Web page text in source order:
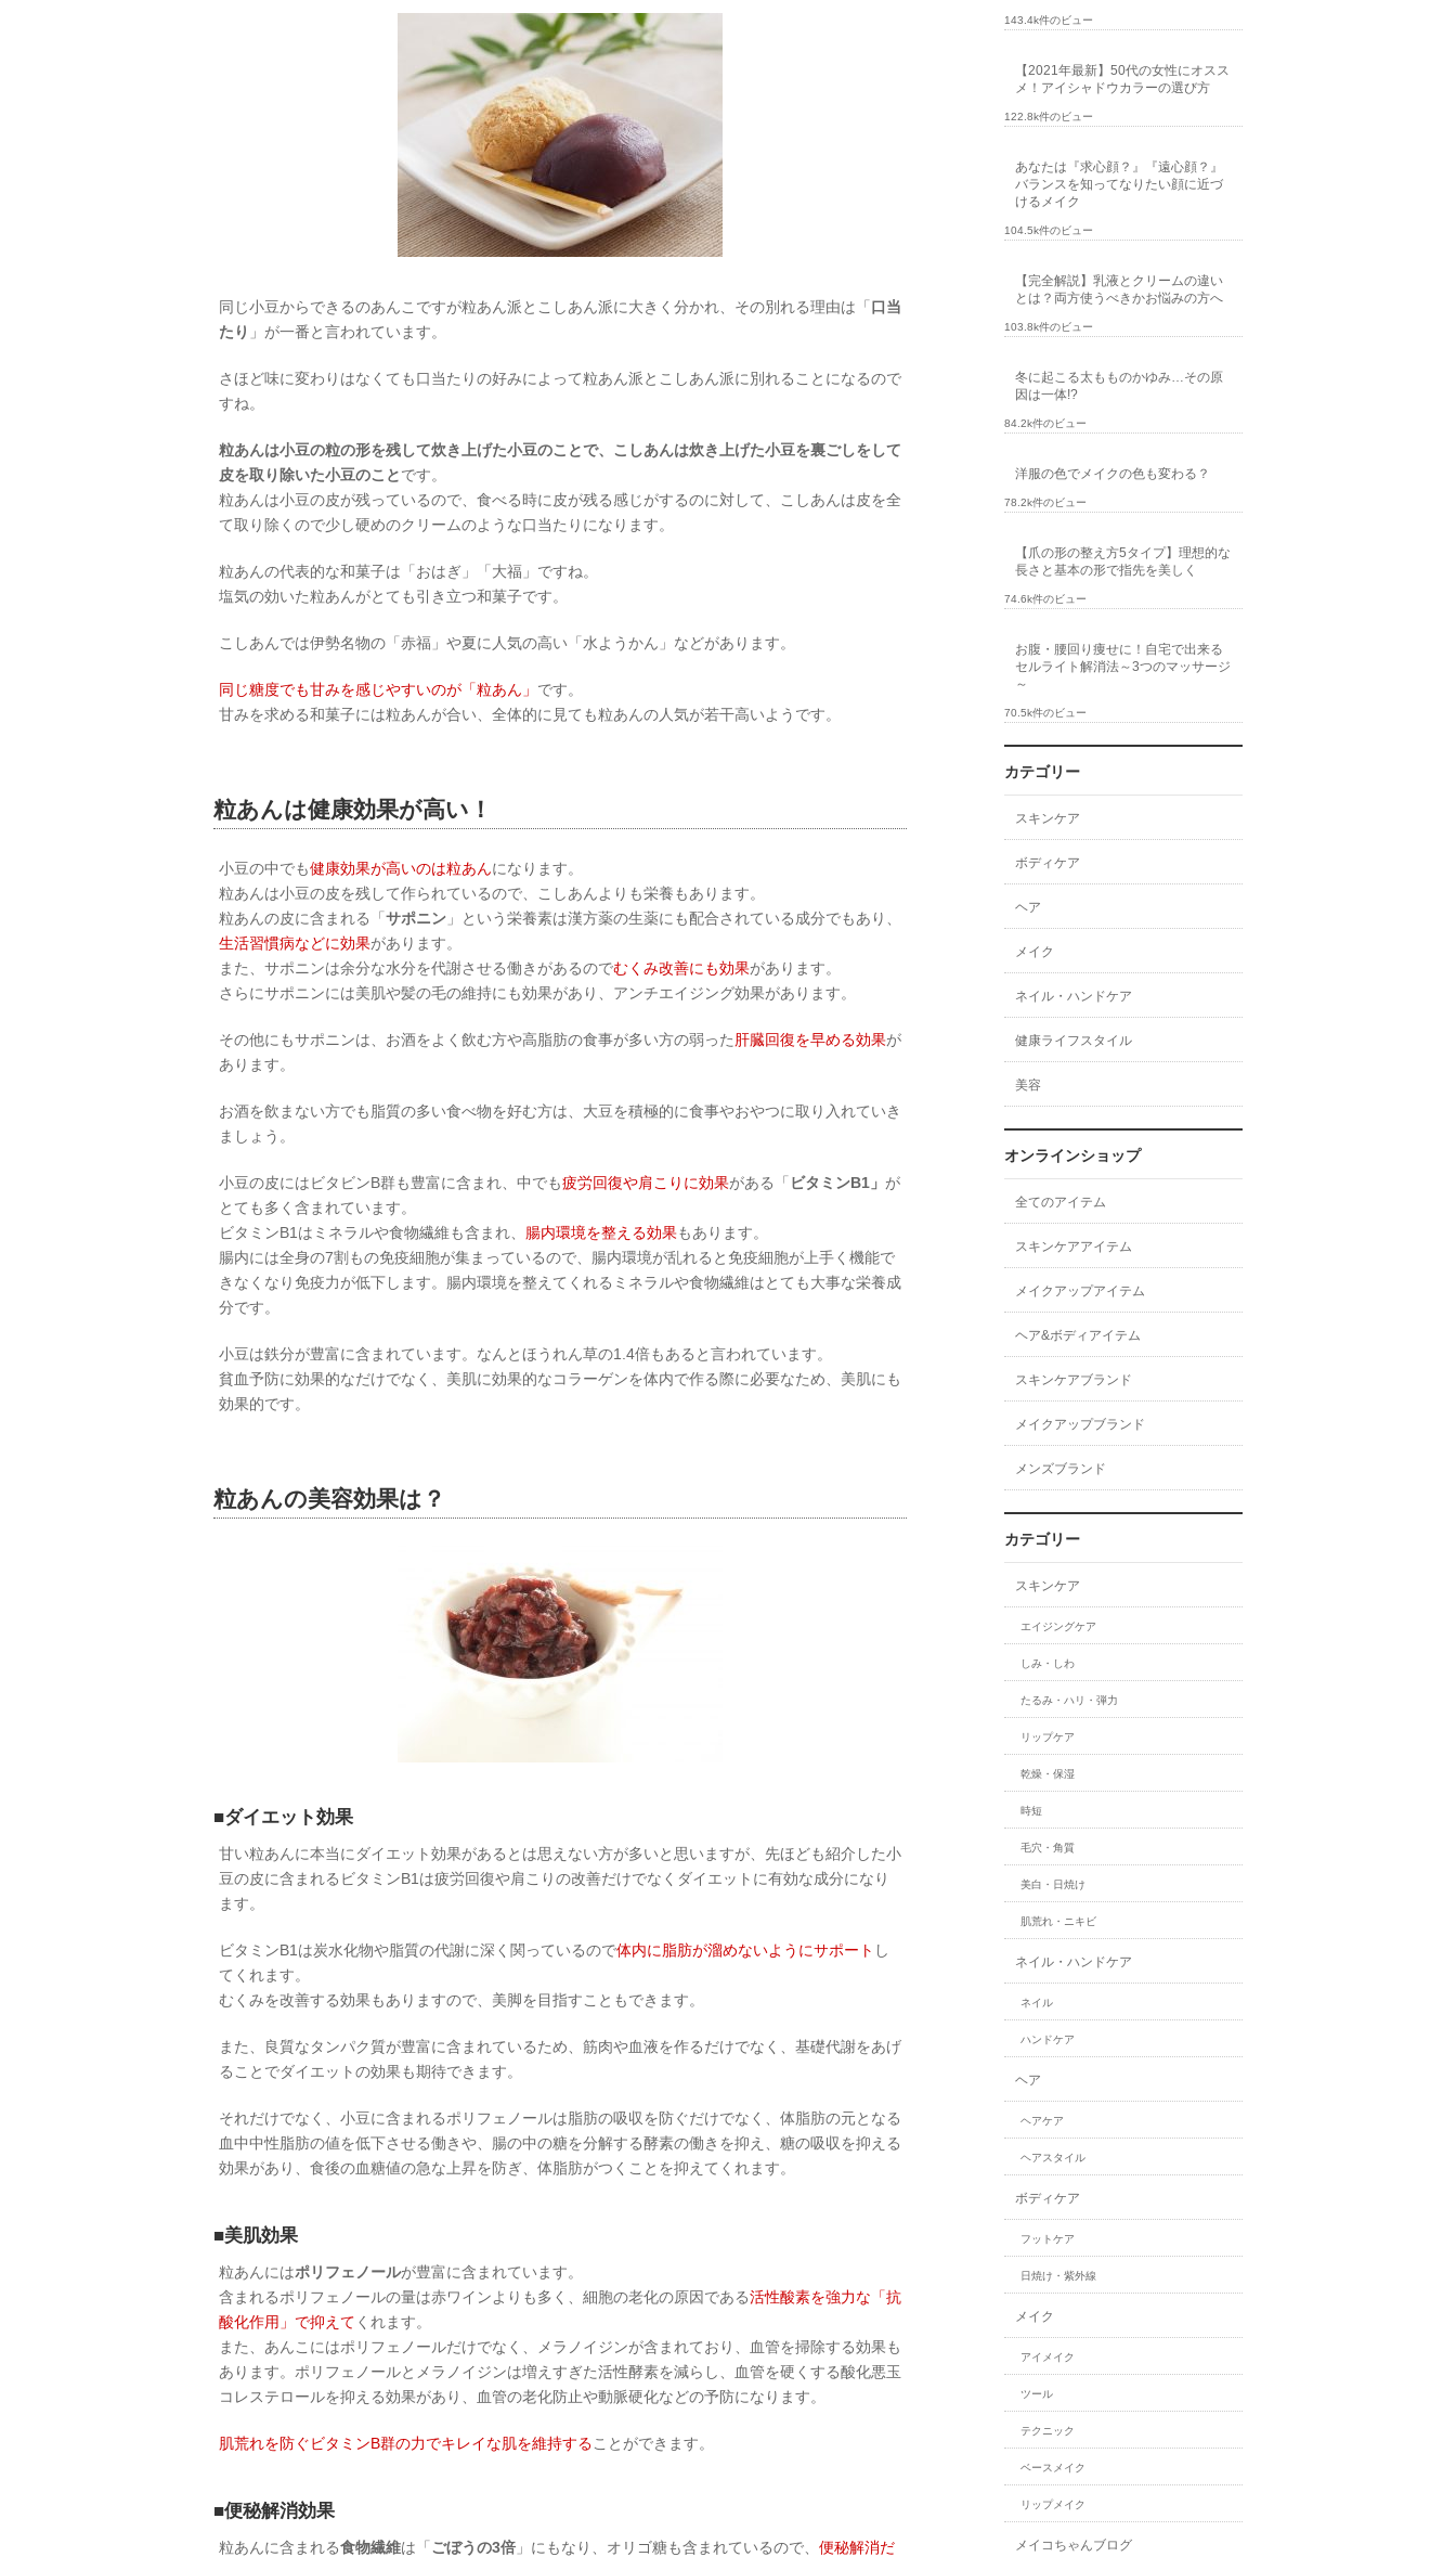
同じ小豆からできるのあんこですが粒あん派とこしあん派に大きく分かれ、その別れる理由は「 口当
たり 」が一番と言われています。
さほど味に変わりはなくても口当たりの好みによって粒あん派とこしあん派に別れることになるので
すね。
粒あんは小豆の粒の形を残して炊き上げた小豆のことで、こしあんは炊き上げた小豆を裏ごしをして
皮を取り除いた小豆のことです。
粒あんは小豆の皮が残っているので、食べる時に皮が残る感じがするのに対して、こしあんは皮を全
て取り除くので少し硬めのクリームのような口当たりになります。
粒あんの代表的な和菓子は「おはぎ」「大福」ですね。
塩気の効いた粒あんがとても引き立つ和菓子です。
こしあんでは伊勢名物の「赤福」や夏に人気の高い「水ようかん」などがあります。
同じ糖度でも甘みを感じやすいのが「粒あん」 です。
甘みを求める和菓子には粒あんが合い、全体的に見ても粒あんの人気が若干高いようです。
粒あんは健康効果が高い！
小豆の中でも健康効果が高いのは粒あんになります。
粒あんは小豆の皮を残して作られているので、こしあんよりも栄養もあります。
粒あんの皮に含まれる「 サポニン 」という栄養素は漢方薬の生薬にも配合されている成分でもあり、
生活習慣病などに効果があります。
また、サポニンは余分な水分を代謝させる働きがあるのでむくみ改善にも効果があります。
さらにサポニンには美肌や髪の毛の維持にも効果があり、アンチエイジング効果があります。
その他にもサポニンは、お酒をよく飲む方や高脂肪の食事が多い方の弱った肝臓回復を早める効果が
あります。
お酒を飲まない方でも脂質の多い食べ物を好む方は、大豆を積極的に食事やおやつに取り入れていき
ましょう。
小豆の皮にはビタビンB群も豊富に含まれ、中でも疲労回復や肩こりに効果がある「 ビタミンB1」 が
とても多く含まれています。
ビタミンB1はミネラルや食物繊維も含まれ、 腸内環境を整える効果もあります。
腸内には全身の7割もの免疫細胞が集まっているので、腸内環境が乱れると免疫細胞が上手く機能で
きなくなり免疫力が低下します。腸内環境を整えてくれるミネラルや食物繊維はとても大事な栄養成
分です。
小豆は鉄分が豊富に含まれています。なんとほうれん草の1.4倍もあると言われています。
貧血予防に効果的なだけでなく、美肌に効果的なコラーゲンを体内で作る際に必要なため、美肌にも
効果的です。
粒あんの美容効果は？
■ダイエット効果
甘い粒あんに本当にダイエット効果があるとは思えない方が多いと思いますが、先ほども紹介した小
豆の皮に含まれるビタミンB1は疲労回復や肩こりの改善だけでなくダイエットに有効な成分になり
ます。
ビタミンB1は炭水化物や脂質の代謝に深く関っているので体内に脂肪が溜めないようにサポート し
てくれます。
むくみを改善する効果もありますので、美脚を目指すこともできます。
また、良質なタンパク質が豊富に含まれているため、筋肉や血液を作るだけでなく、基礎代謝をあげ
ることでダイエットの効果も期待できます。
それだけでなく、小豆に含まれるポリフェノールは脂肪の吸収を防ぐだけでなく、体脂肪の元となる
血中中性脂肪の値を低下させる働きや、腸の中の糖を分解する酵素の働きを抑え、糖の吸収を抑える
効果があり、食後の血糖値の急な上昇を防ぎ、体脂肪がつくことを抑えてくれます。
■美肌効果
粒あんにはポリフェノールが豊富に含まれています。
含まれるポリフェノールの量は赤ワインよりも多く、細胞の老化の原因である活性酸素を強力な「抗
酸化作用」で抑えて くれます。
また、あんこにはポリフェノールだけでなく、メラノイジンが含まれており、血管を掃除する効果も
あります。ポリフェノールとメラノイジンは増えすぎた活性酵素を減らし、血管を硬くする酸化悪玉
コレステロールを抑える効果があり、血管の老化防止や動脈硬化などの予防になります。
肌荒れを防ぐビタミンB群の力でキレイな肌を維持することができます。
■便秘解消効果
粒あんに含まれる食物繊維は「 ごぼうの3倍 」にもなり、オリゴ糖も含まれているので、 便秘解消だ
143.4k件のビュー
【2021年最新】50代の女性にオスス
メ！アイシャドウカラーの選び方
122.8k件のビュー
あなたは『求心顔？』『遠心顔？』
バランスを知ってなりたい顔に近づ
けるメイク
104.5k件のビュー
【完全解説】乳液とクリームの違い
とは？両方使うべきかお悩みの方へ
103.8k件のビュー
冬に起こる太もものかゆみ…その原
因は一体!?
84.2k件のビュー
洋服の色でメイクの色も変わる？
78.2k件のビュー
【爪の形の整え方5タイプ】理想的な
長さと基本の形で指先を美しく
74.6k件のビュー
お腹・腰回り痩せに！自宅で出来る
セルライト解消法～3つのマッサージ
～
70.5k件のビュー
カテゴリー
スキンケア
ボディケア
ヘア
メイク
ネイル・ハンドケア
健康ライフスタイル
美容
オンラインショップ
全てのアイテム
スキンケアアイテム
メイクアップアイテム
ヘア&ボディアイテム
スキンケアブランド
メイクアップブランド
メンズブランド
カテゴリー
スキンケア
エイジングケア
しみ・しわ
たるみ・ハリ・弾力
リップケア
乾燥・保湿
時短
毛穴・角質
美白・日焼け
肌荒れ・ニキビ
ネイル・ハンドケア
ネイル
ハンドケア
ヘア
ヘアケア
ヘアスタイル
ボディケア
フットケア
日焼け・紫外線
メイク
アイメイク
ツール
テクニック
ベースメイク
リップメイク
メイコちゃんブログ